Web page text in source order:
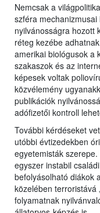
Nemcsak a
szféra
nyilvánosságra hozott
réteg kezébe
amerikai biológusok a
szakaszok és az
képesek voltak
közvélemény
publikációk
adófizetői kontroll
További kérdéseket
utóbbi évtizedekben
egyetemisták
egyszer instabil
befolyásolható diákok
közelében terroristává
folyamatnak